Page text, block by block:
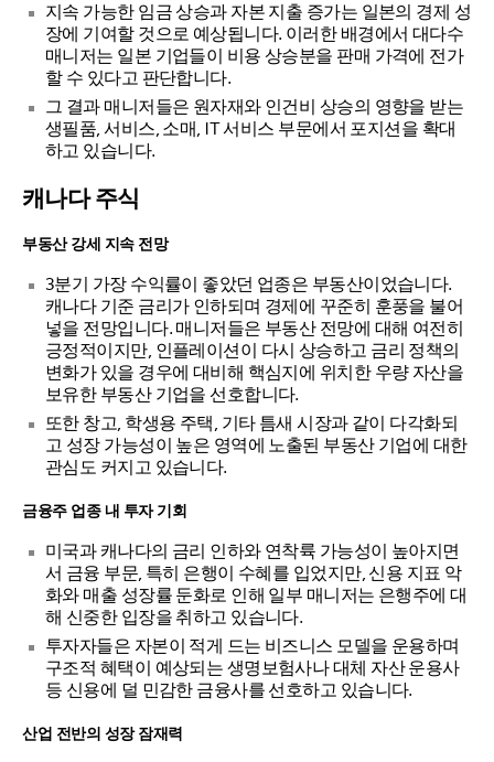
지속 가능한 임금 상승과 자본 지출 증가는 일본의 경제 성
장에 기여할 것으로 예상됩니다. 이러한 배경에서 대다수
매니저는 일본 기업들이 비용 상승분을 판매 가격에 전가
할 수 있다고 판단합니다.
그 결과 매니저들은 원자재와 인건비 상승의 영향을 받는
생필품, 서비스, 소매, IT 서비스 부문에서 포지션을 확대
하고 있습니다.
캐나다 주식
부동산 강세 지속 전망
3분기 가장 수익률이 좋았던 업종은 부동산이었습니다.
캐나다 기준 금리가 인하되며 경제에 꾸준히 훈풍을 불어
넣을 전망입니다. 매니저들은 부동산 전망에 대해 여전히
긍정적이지만, 인플레이션이 다시 상승하고 금리 정책의
변화가 있을 경우에 대비해 핵심지에 위치한 우량 자산을
보유한 부동산 기업을 선호합니다.
또한 창고, 학생용 주택, 기타 틈새 시장과 같이 다각화되
고 성장 가능성이 높은 영역에 노출된 부동산 기업에 대한
관심도 커지고 있습니다.
금융주 업종 내 투자 기회
미국과 캐나다의 금리 인하와 연착륙 가능성이 높아지면
서 금융 부문, 특히 은행이 수혜를 입었지만, 신용 지표 악
화와 매출 성장률 둔화로 인해 일부 매니저는 은행주에 대
해 신중한 입장을 취하고 있습니다.
투자자들은 자본이 적게 드는 비즈니스 모델을 운용하며
구조적 혜택이 예상되는 생명보험사나 대체 자산 운용사
등 신용에 덜 민감한 금융사를 선호하고 있습니다.
산업 전반의 성장 잠재력